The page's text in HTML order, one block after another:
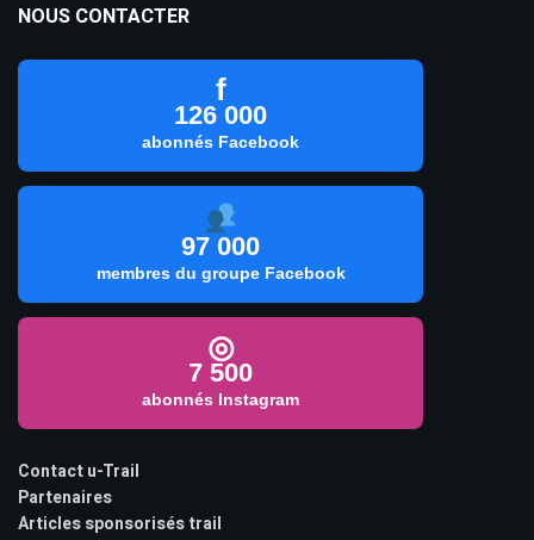
NOUS CONTACTER
f
126 000
abonnés Facebook
97 000
membres du groupe Facebook
◎
7 500
abonnés Instagram
Contact u-Trail
Partenaires
Articles sponsorisés trail